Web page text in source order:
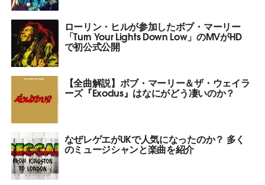
ローリン・ヒルが参加したボブ・マーリー
「Turn Your Lights Down Low」のMVがHD
で初公式公開
【全曲解説】ボブ・マーリー＆ザ・ウェイラ
ーズ『Exodus』はなにがどう凄いのか？
なぜレゲエがUKで人気になったのか？ 多く
のミュージシャンと楽曲を紹介